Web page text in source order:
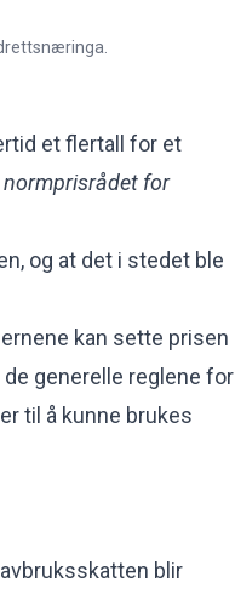
et flertall for et
normprisrådet for
og at det i stedet ble
kan sette prisen
generelle reglene for
til å kunne brukes
blir